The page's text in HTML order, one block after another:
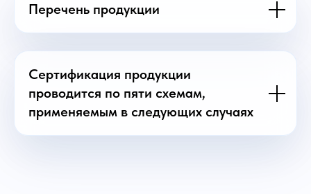
Перечень продукции
Сертификация продукции
проводится по пяти схемам,
применяемым в следующих случаях